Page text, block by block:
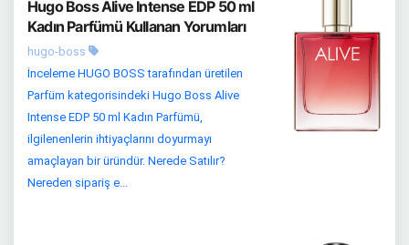
Hugo Boss Alive Intense EDP 50 ml
Kadın Parfümü Kullanan Yorumları
hugo-boss
İnceleme HUGO BOSS tarafından üretilen
Parfüm kategorisindeki Hugo Boss Alive
Intense EDP 50 ml Kadın Parfümü,
ilgilenenlerin ihtiyaçlarını doyurmayı
amaçlayan bir üründür. Nerede Satılır?
Nereden sipariş e...